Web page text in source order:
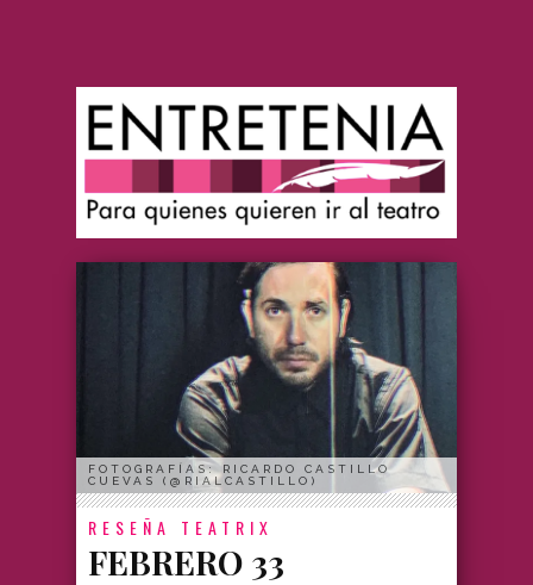
FOTOGRAFÍAS: RICARDO CASTILLO
CUEVAS (@RIALCASTILLO)
RESEÑA TEATRIX
FEBRERO 33